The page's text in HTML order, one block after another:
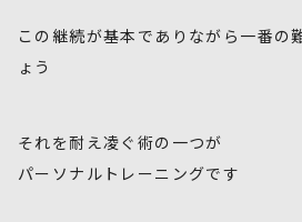
この継続が基本でありながら一番の
ょう
それを耐え凌ぐ術の一つが
パーソナルトレーニングです